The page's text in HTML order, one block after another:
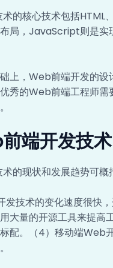
的核心技术包括HTML
局，JavaScript则是实
上，Web前端开发的
秀的Web前端工程师
端开发技
的现状和发展趋势可概
发技术的变化速度很快
大量的开源工具来提高
配。（4）移动端Web